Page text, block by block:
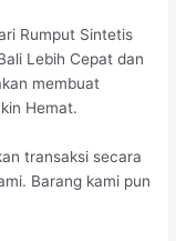
Rumput Sintetis
Lebih Cepat dan
membuat
Hemat.
transaksi secara
Barang kami pun